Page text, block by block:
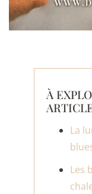
À
La
Les